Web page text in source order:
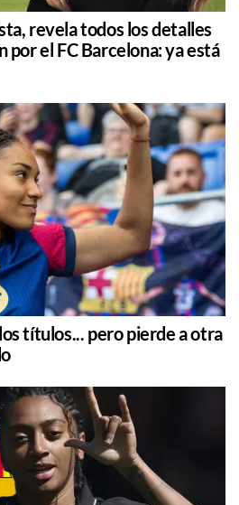
revela todos los detalles
por el FC Barcelona: ya está
títulos... pero pierde a otra